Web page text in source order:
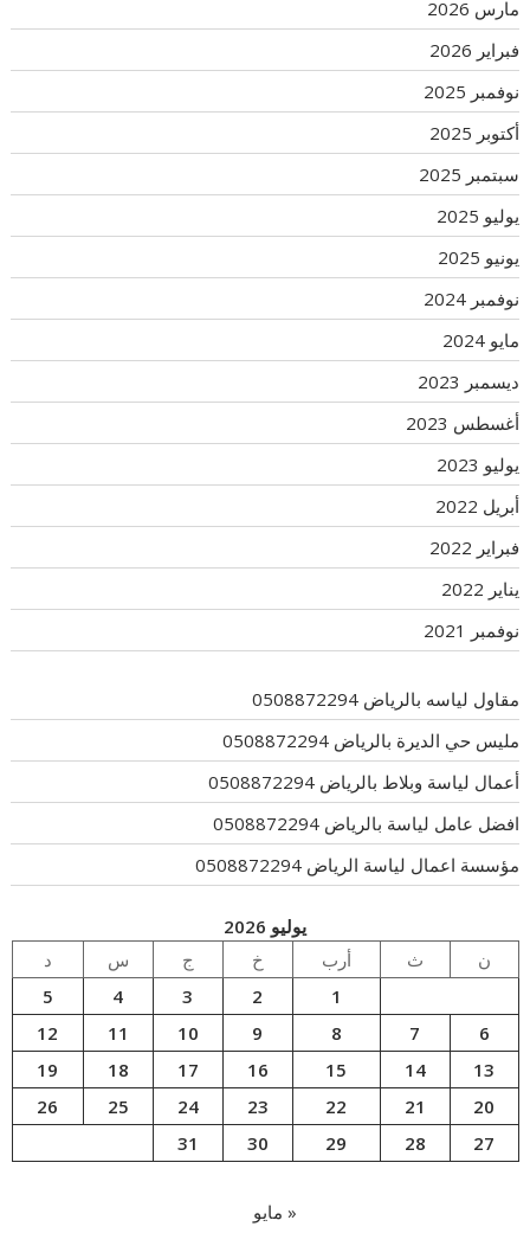
مارس 2026
فبراير 2026
نوفمبر 2025
أكتوبر 2025
سبتمبر 2025
يوليو 2025
يونيو 2025
نوفمبر 2024
مايو 2024
ديسمبر 2023
أغسطس 2023
يوليو 2023
أبريل 2022
فبراير 2022
يناير 2022
نوفمبر 2021
مقاول لياسه بالرياض 0508872294
مليس حي الديرة بالرياض 0508872294
أعمال لياسة وبلاط بالرياض 0508872294
افضل عامل لياسة بالرياض 0508872294
مؤسسة اعمال لياسة الرياض 0508872294
يوليو 2026
ن
ث أرب خ ج س
د
1
2
3
4
5
6
7
8
9
10
11
12
13
14
15
16
17
18
19
20
21
22
23
24
25
26
27
28
29
30
31
« مايو